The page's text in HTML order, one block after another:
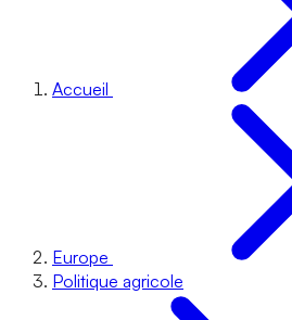
Accueil
Europe
Politique agricole